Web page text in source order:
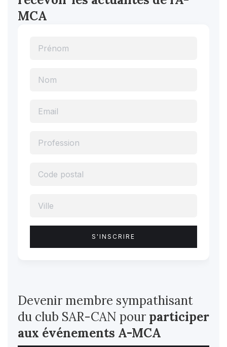
MCA
Devenir membre sympathisant
du club SAR-CAN pour participer
aux événements A-MCA